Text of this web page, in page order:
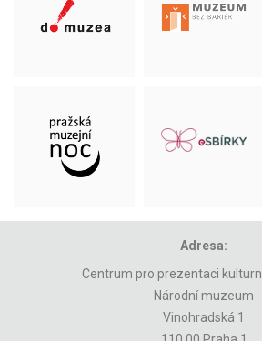
Adresa:
Centrum pro prezentaci
Národní muzeum
Vinohradská 1